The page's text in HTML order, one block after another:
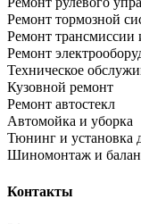
Ремонт тормозной
Ремонт трансмиссии
Ремонт
Техническое
Кузовной ремонт
Ремонт автостекл
Автомойка и уборка
Тюнинг и установка
Шиномонтаж и
Контакты